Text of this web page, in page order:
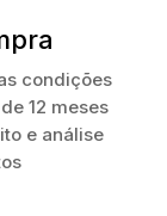
condições
12 meses
e análise